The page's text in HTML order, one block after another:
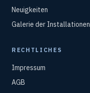
Neuigkeiten
Galerie der Installationen
RECHTLICHES
Impressum
AGB